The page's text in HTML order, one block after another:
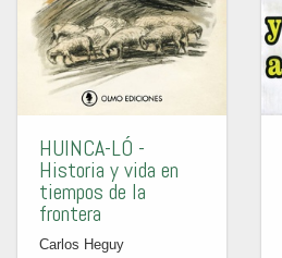
HUINCA-LÓ -
Historia y vida en
tiempos de la
frontera
Carlos Heguy